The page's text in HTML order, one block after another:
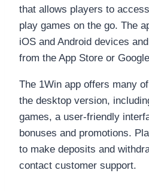
that allows players to
play games on the go. The
iOS and Android devices
from the App Store or
The 1Win app offers many
the desktop version,
games, a user-friendly
bonuses and promotions.
to make deposits and
contact customer support.